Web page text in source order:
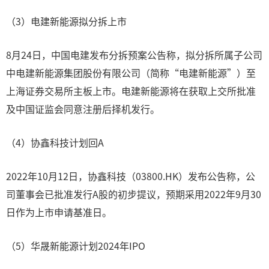
（3）电建新能源拟分拆上市
8月24日，中国电建发布分拆预案公告称，拟分拆所属子公司
中电建新能源集团股份有限公司（简称“电建新能源”）至
上海证券交易所主板上市。电建新能源将在获取上交所批准
及中国证监会同意注册后择机发行。
（4）协鑫科技计划回A
2022年10月12日，协鑫科技（03800.HK）发布公告称，公
司董事会已批准发行A股的初步提议，预期采用2022年9月30
日作为上市申请基准日。
（5）华晟新能源计划2024年IPO